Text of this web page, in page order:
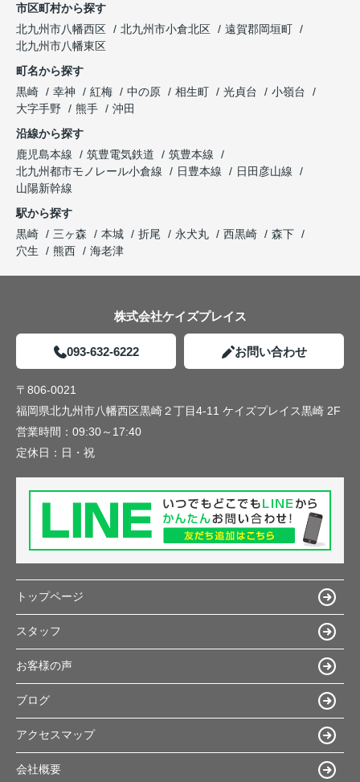
市区町村から探す
北九州市八幡西区
北九州市小倉北区
遠賀郡岡垣町
北九州市八幡東区
町名から探す
黒崎
幸神 紅梅 中の原 相生町 光貞台
小嶺台
大字手野
熊手
沖田
沿線から探す
鹿児島本線
筑豊電気鉄道
筑豊本線
北九州都市モノレール小倉線
日豊本線
日田彦山線
山陽新幹線
駅から探す
黒崎
三ヶ森 本城 折尾 永犬丸 西黒崎
森下
穴生
熊西 海老津
株式会社ケイズプレイス
093-632-6222 お問い合わせ
〒806-0021
福岡県北九州市八幡西区黒崎２丁目4-11 ケイズプレイス黒崎 2F
営業時間： 09:30～17:40
定休日： 日・祝
トップページ
スタッフ
お客様の声
ブログ
アクセスマップ
会社概要